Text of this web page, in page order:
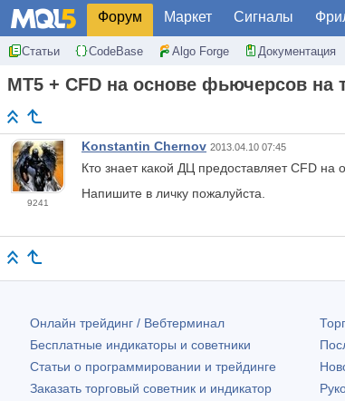
Форум Маркет Сигналы
Статьи CodeBase Algo Forge Документация
MT5 + CFD на основе фьючерсов на
9241
Konstantin Chernov 2013.04.10 07:45
Кто знает какой ДЦ предоставляет CFD
Напишите в личку пожалуйста.
Онлайн трейдинг / Вебтерминал
Бесплатные индикаторы и советники
Статьи о программировании и трейдинге
Заказать торговый советник и индикатор